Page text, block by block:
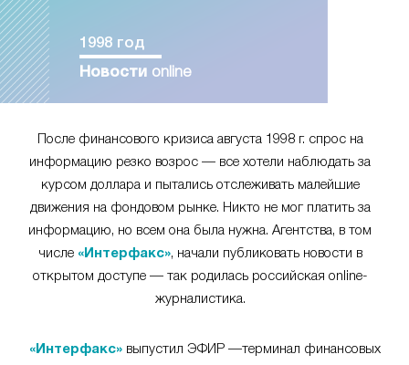
1998 год
Новости online
После финансового кризиса августа 1998 г. спрос на
информацию резко возрос — все хотели наблюдать за
курсом доллара и пытались отслеживать малейшие
движения на фондовом рынке. Никто не мог платить за
информацию, но всем она была нужна. Агентства, в том
числе «Интерфакс», начали публиковать новости в
открытом доступе — так родилась российская online-
журналистика.
«Интерфакс»выпустил ЭФИР —терминал финансовых